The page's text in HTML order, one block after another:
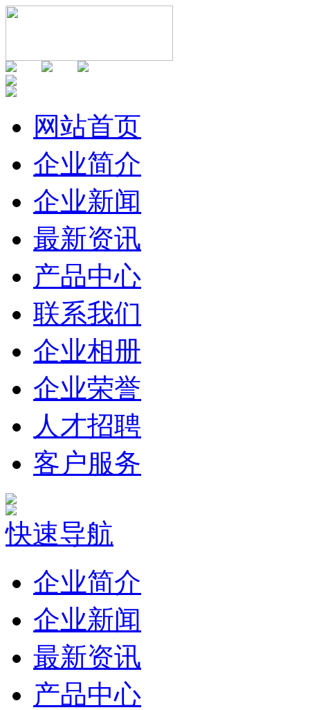
网站首页
企业简介
企业新闻
最新资讯
产品中心
联系我们
企业相册
企业荣誉
人才招聘
客户服务
快速导航
企业简介
企业新闻
最新资讯
产品中心